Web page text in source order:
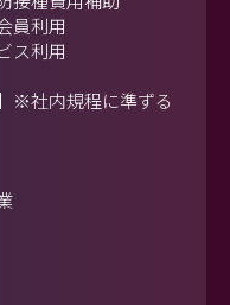
員利用
ス利用
※社内規程に準ずる